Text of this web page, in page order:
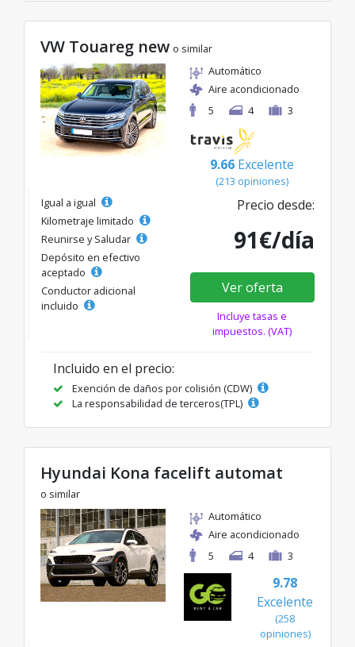
VW Touareg new o similar
Automático
Aire acondicionado
5
4 3
9.66 Excelente
(213 opiniones)
Igual a igual
Kilometraje limitado
Reunirse y Saludar
Depósito en efectivo
aceptado
Conductor adicional
incluido
Precio desde:
91€/día
Ver oferta
Incluye tasas e
impuestos. (VAT)
Incluido en el precio:
Exención de daños por colisión (CDW)
La responsabilidad de terceros(TPL)
Hyundai Kona facelift automat
o similar
Automático
Aire acondicionado
5
4 3
9.78
Excelente
(258
opiniones)